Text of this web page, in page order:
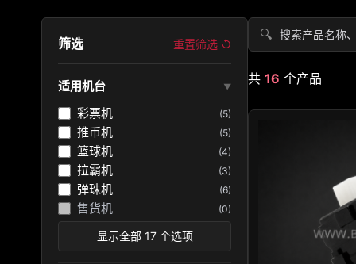
筛选 重置筛选 ↺
适用机台 ▼
彩票机 (5)
推币机 (5)
篮球机 (4)
拉霸机 (3)
弹珠机 (6)
售货机 (0)
显示全部 17 个选项
🔍
共 16 个产品